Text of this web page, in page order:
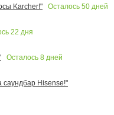
Karcher!"
Осталось 50 дней
22 дня
Осталось 8 дней
саундбар Hisense!"